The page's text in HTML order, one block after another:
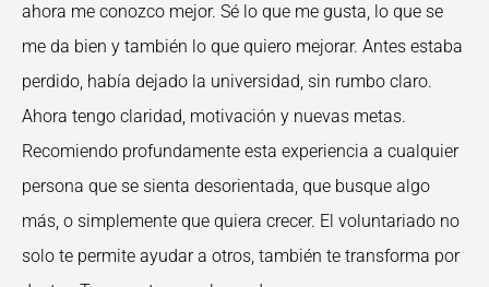
ahora me conozco mejor. Sé lo que me gusta, lo que se
me da bien y también lo que quiero mejorar. Antes estaba
perdido, había dejado la universidad, sin rumbo claro.
Ahora tengo claridad, motivación y nuevas metas.
Recomiendo profundamente esta experiencia a cualquier
persona que se sienta desorientada, que busque algo
más, o simplemente que quiera crecer. El voluntariado no
solo te permite ayudar a otros, también te transforma por